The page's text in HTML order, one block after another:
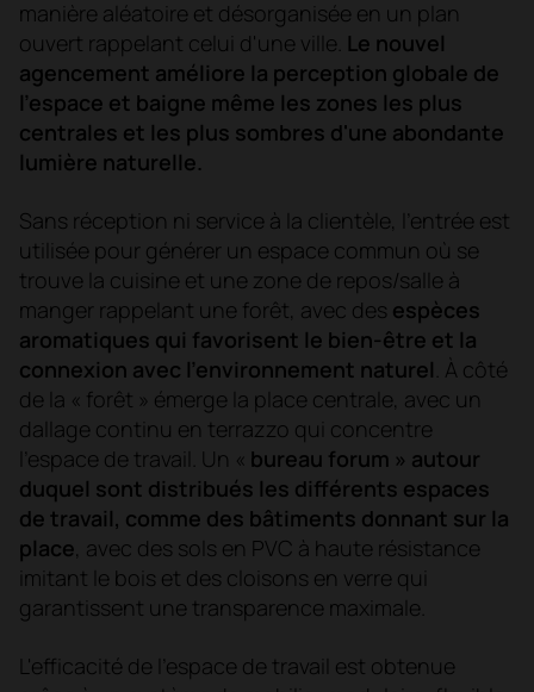
manière aléatoire et désorganisée en un plan
ouvert rappelant celui d'une ville. Le nouvel
agencement améliore la perception globale de
l'espace et baigne même les zones les plus
centrales et les plus sombres d'une abondante
lumière naturelle.
Sans réception ni service à la clientèle, l'entrée est
utilisée pour générer un espace commun où se
trouve la cuisine et une zone de repos/salle à
manger rappelant une forêt, avec des espèces
aromatiques qui favorisent le bien-être et la
connexion avec l'environnement naturel. À côté
de la « forêt » émerge la place centrale, avec un
dallage continu en terrazzo qui concentre
l'espace de travail. Un « bureau forum » autour
duquel sont distribués les différents espaces
de travail, comme des bâtiments donnant sur la
place, avec des sols en PVC à haute résistance
imitant le bois et des cloisons en verre qui
garantissent une transparence maximale.
L'efficacité de l'espace de travail est obtenue